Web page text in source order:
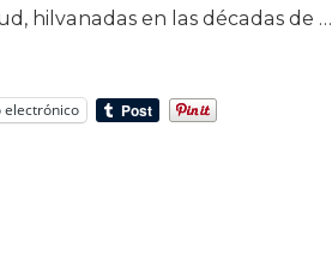
hilvanadas en las décadas de …
electrónico